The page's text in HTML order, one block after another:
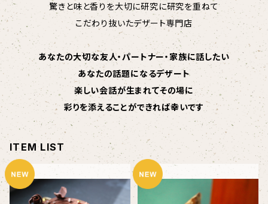
驚きと味と香りを大切に研究に研究を重ねて
こだわり抜いたデザート専門店
あなたの大切な友人・パートナー・家族に話したい
あなたの話題になるデザート
楽しい会話が生まれてその場に
彩りを添えることができれば幸いです
ITEM LIST